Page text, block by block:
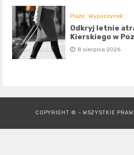
Plaże Wypoczynek
Odkryj letnie
Kierskiego w
8 sierpnia 2026
COPYRIGHT © - WSZYSTKIE